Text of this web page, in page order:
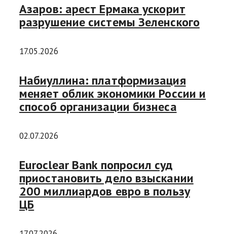
Азаров: арест Ермака ускорит
разрушение системы Зеленского
17.05.2026
Набиуллина: платформизация
меняет облик экономики России и
способ организации бизнеса
02.07.2026
Euroclear Bank попросил суд
приостановить дело взыскании
200 миллиардов евро в пользу
ЦБ